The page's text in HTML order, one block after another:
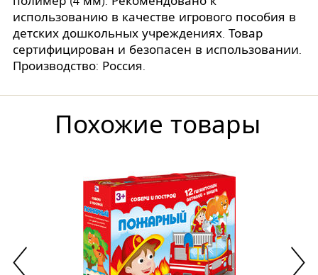
использованию в качестве игрового пособия в
детских дошкольных учреждениях. Товар
сертифицирован и безопасен в использовании.
Производство: Россия.
Похожие товары